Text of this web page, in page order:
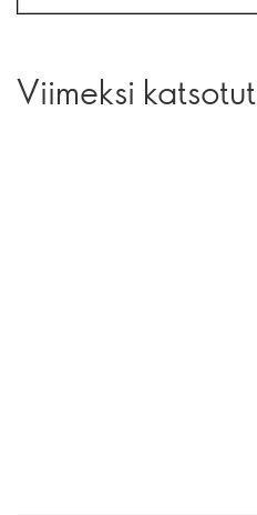
Viimeksi katsotut